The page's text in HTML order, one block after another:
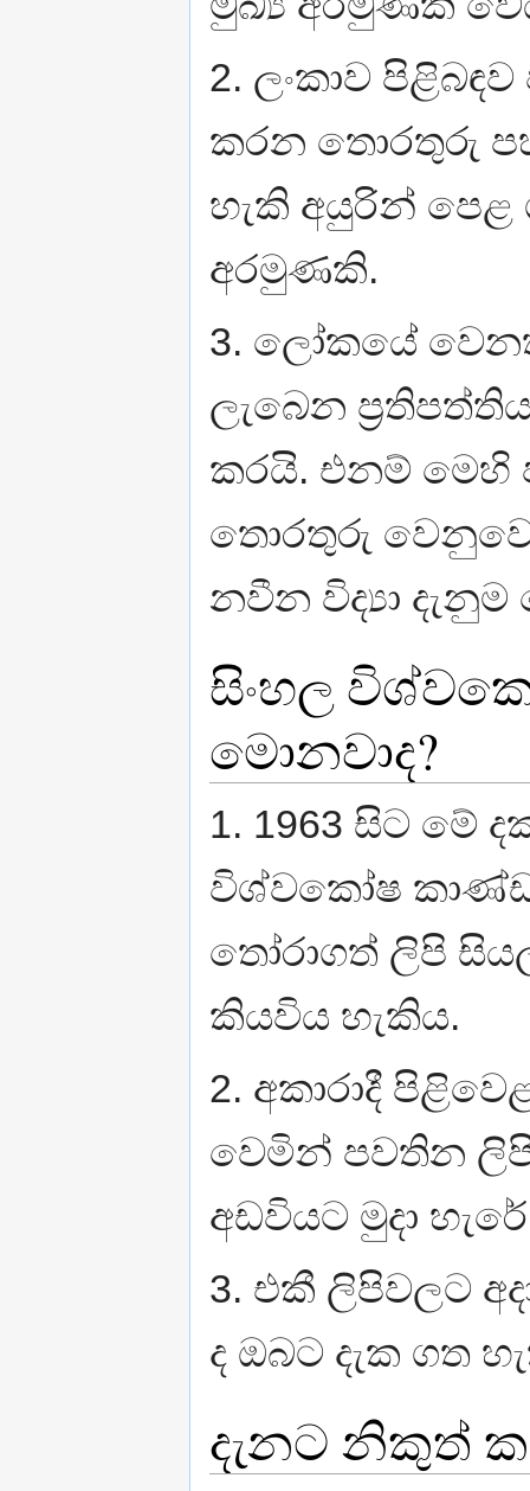
2. ලංකාව
කරන තොරතුරු
හැකි අයුරින්
අරමුණකි.
3. ලෝකයේ
ලැබෙන
කරයි. එනම් මෙහි
තොරතුරු
නවීන විද්‍යා
සිංහල
මොනවාද?
1. 1963 සිට මේ
විශ්වකෝෂ
තෝරාගත් ලිපි
කියවිය හැකිය.
2. අකාරාදී
වෙමින් පවතින ලිපි
අඩවියට මුදා
3. එකී ලිපිවලට
ද ඔබට දැක ගත
දැනට නිකුත්